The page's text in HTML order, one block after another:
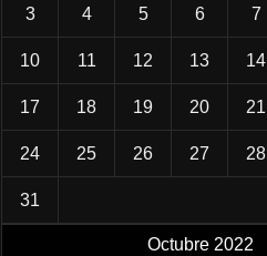
Octubre 2022
3 4 5 6 7
10 11 12 13 14
17 18 19 20 21
24 25 26 27 28
31